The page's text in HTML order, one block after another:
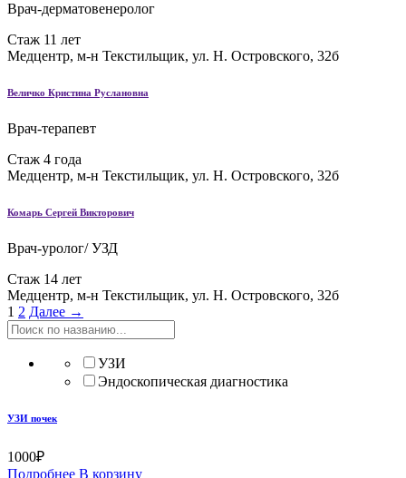
Врач-дерматовенеролог
Стаж 11 лет
Медцентр, м-н Текстильщик, ул. Н. Островского, 32б
Величко Кристина Руслановна
Врач-терапевт
Стаж 4 года
Медцентр, м-н Текстильщик, ул. Н. Островского, 32б
Комарь Сергей Викторович
Врач-уролог/ УЗД
Стаж 14 лет
Медцентр, м-н Текстильщик, ул. Н. Островского, 32б
1 2 Далее →
УЗИ
Эндоскопическая диагностика
УЗИ почек
1000₽
Подробнее В корзину